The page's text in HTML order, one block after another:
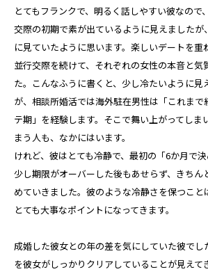
とてもフランクで、明るく話しやすい彼なので
交際の初期で素が出ているように見えましたが
に見ていたように思います。楽しいデートを重
並行交際を続けて、それぞれの女性の本音と気
た。こんなふうに書くと、少し冷たいように見
が、相談所婚活では海外駐在男性は「これまで
テ期」を経験します。そこで舞い上がってしま
まう人も、なかにはいます。
けれど、彼はとても冷静で、最初の「6か月で決
少し期限がオーバーした後もあせらず、きちん
めていきました。彼のような冷静さを保つこと
とても大事なポイントになってきます。
成婚した彼女との年の差を気にしていた彼でし
を彼女がしっかりクリアしていることが見えて